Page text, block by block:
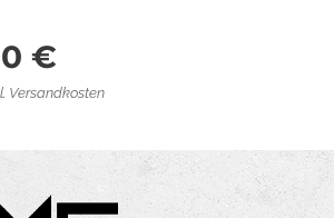
€
Versandkosten